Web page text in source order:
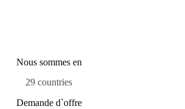
Nous sommes en
29 countries
Demande d`offre